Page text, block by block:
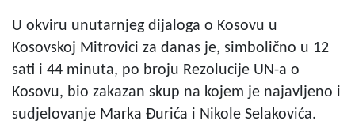
U okviru unutarnjeg dijaloga o Kosovu u
Kosovskoj Mitrovici za danas je, simbolično u 12
sati i 44 minuta, po broju Rezolucije UN-a o
Kosovu, bio zakazan skup na kojem je najavljeno i
sudjelovanje Marka Đurića i Nikole Selakovića.